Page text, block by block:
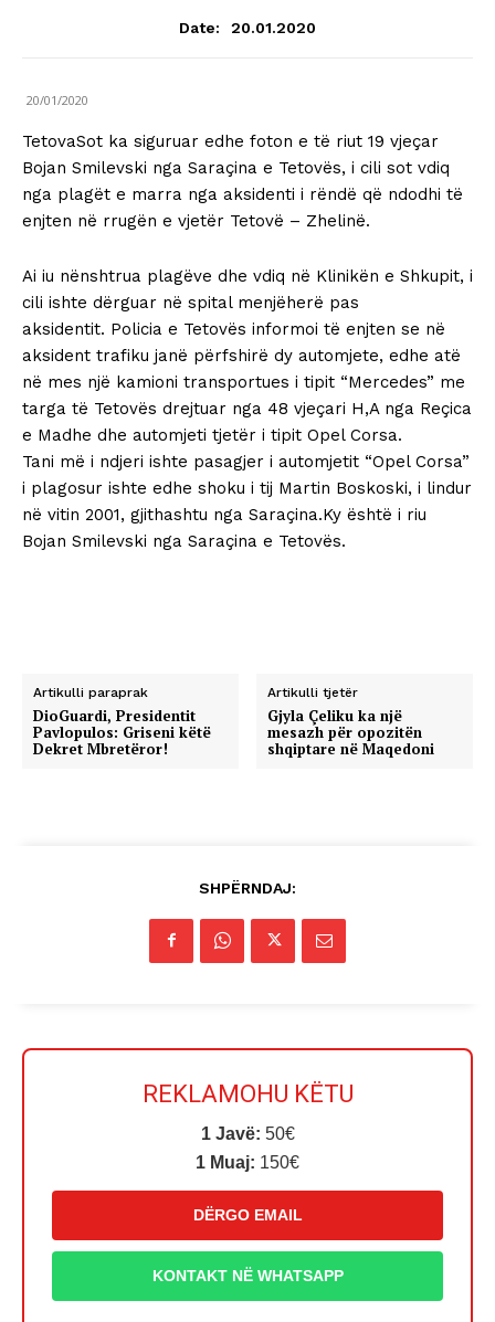
Date: 20.01.2020
20/01/2020
TetovaSot ka siguruar edhe foton e të riut 19 vjeçar
Bojan Smilevski nga Saraçina e Tetovës, i cili sot vdiq
nga plagët e marra nga aksidenti i rëndë që ndodhi të
enjten në rrugën e vjetër Tetovë – Zhelinë.
Ai iu nënshtrua plagëve dhe vdiq në Klinikën e Shkupit, i
cili ishte dërguar në spital menjëherë pas
aksidentit. Policia e Tetovës informoi të enjten se në
aksident trafiku janë përfshirë dy automjete, edhe atë
në mes një kamioni transportues i tipit “Mercedes” me
targa të Tetovës drejtuar nga 48 vjeçari H,A nga Reçica
e Madhe dhe automjeti tjetër i tipit Opel Corsa.
Tani më i ndjeri ishte pasagjer i automjetit “Opel Corsa”
i plagosur ishte edhe shoku i tij Martin Boskoski, i lindur
në vitin 2001, gjithashtu nga Saraçina.Ky është i riu
Bojan Smilevski nga Saraçina e Tetovës.
Artikulli paraprak
DioGuardi, Presidentit
Pavlopulos: Griseni këtë
Dekret Mbretëror!
Artikulli tjetër
Gjyla Çeliku ka një
mesazh për opozitën
shqiptare në Maqedoni
SHPËRNDAJ:
REKLAMOHU KËTU
1 Javë: 50€
1 Muaj: 150€
DËRGO EMAIL
KONTAKT NË WHATSAPP